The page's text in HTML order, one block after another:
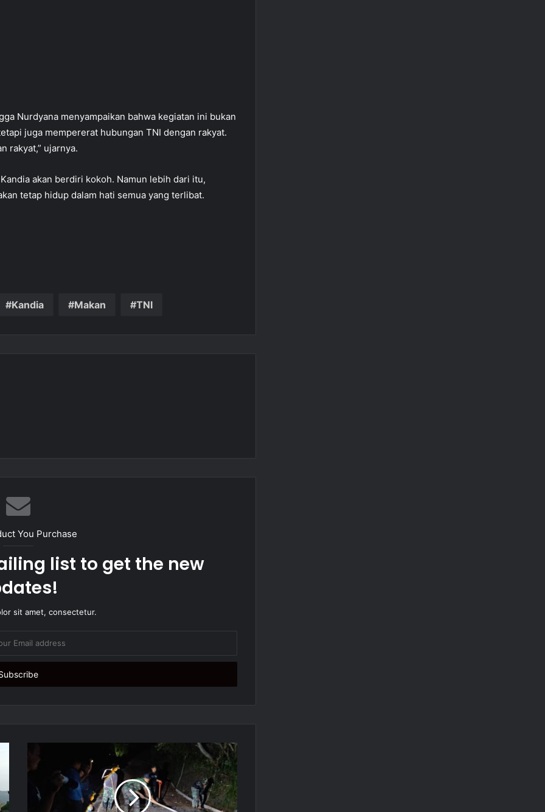
Nurdyana menyampaikan bahwa kegiatan ini bukan
juga mempererat hubungan TNI dengan rakyat.
rakyat,” ujarnya.
akan berdiri kokoh. Namun lebih dari itu,
tetap hidup dalam hati semua yang terlibat.
Kandia Makan TNI
You Purchase
list to get the new
sit amet, consectetur.